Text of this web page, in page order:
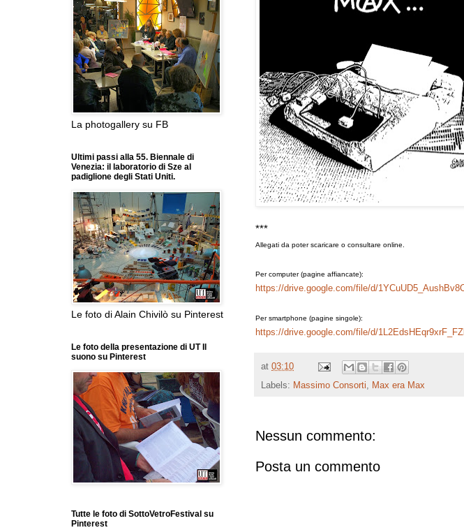
***
Allegati da poter scaricare o consultare online.
Per computer (pagine affiancate):
https://drive.google.com/file/d/
Per smartphone (pagine singole):
https://drive.google.com/file/d/
at 03:10
Labels: Massimo Consorti, Max era Max
Nessun commento:
Posta un commento
La photogallery su FB
Ultimi passi alla 55. Biennale di
Venezia: il laboratorio di Sze al
padiglione degli Stati Uniti.
Le foto di Alain Chivilò su Pinterest
Le foto della presentazione di UT Il
suono su Pinterest
Tutte le foto di SottoVetroFestival su
Pinterest